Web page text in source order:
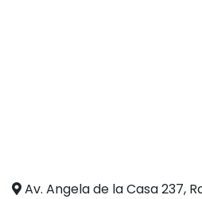
Av. Angela de la Casa 237,